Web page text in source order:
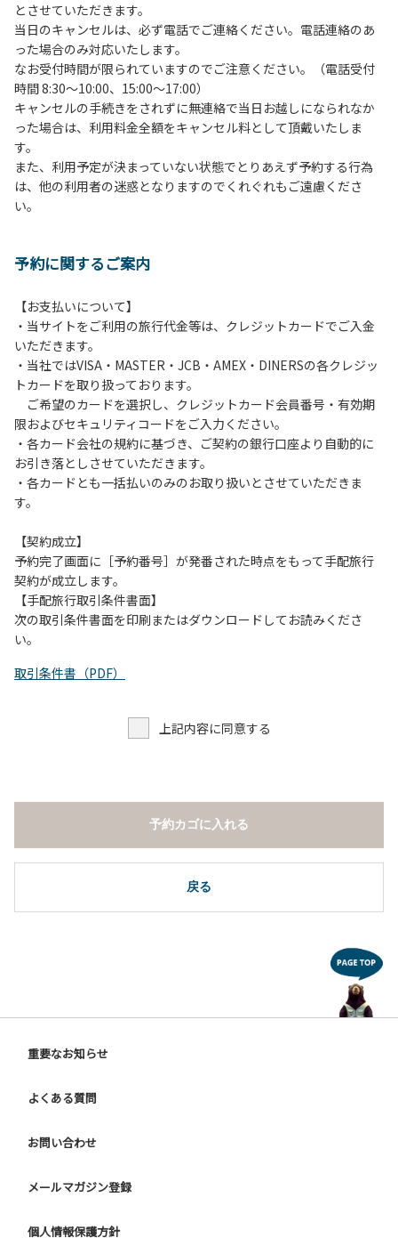
予約いただいた方のみで、連泊の方を除き、正午からです。
基本的に、テント1張りにつき1区画の予約をお願いします。
管理棟にてチェックインの手続きを行ってください。午後3
時前にお越しの方は、午後3時になりましたら管理棟にて手
続きを行ってください。午後5時過ぎにお越しの方は、翌朝
手続きを行ってください。
４、車両は、荷物の積み下ろし時以外は、駐車場にとめてく
ださい。
５、チェックアウトは、午前10時まで（日帰り使用の場合は
午後5時まで）です。チェックインの手続きを行っていない
方や使用人数が増えた場合は、必ず手続きを行ってくださ
ら午前10時までの間にゴミステーションに出してください。
は、お持ち帰りをお願いします。
【禁止事項】
カラオケ、発電機、地面での直火による焚き火、キャンプフ
ァイヤー、打ち上げ式花火、テントサウナの設置
【注意事項】
当キャンプ場のそばを流れる歴舟川は、上流で雨が降ると短
時間で増水し、川原で遊んでいると大変危険な状態になりや
すく、過去にも増水により人が流される事故が数件起きてい
（１）川原にテントやタープを張らない。
（２）雨が降ったときは川原で遊ばない。
（３）カムイコタン公園キャンプ場で雨が降らなくても、上
流で雨が降り急に増水することがあるので、水の濁りに注意
し、濁り始めたときには直ちに川原での遊びを中止する。
（４）キャンプ場の管理者や地元住民から川についての注意
とさせていただきます。
当日のキャンセルは、必ず電話でご連絡ください。電話連絡のあ
った場合のみ対応いたします。
なお受付時間が限られていますのでご注意ください。（電話受付
時間 8:30～10:00、15:00～17:00）
キャンセルの手続きをされずに無連絡で当日お越しになられなか
った場合は、利用料金全額をキャンセル料として頂戴いたしま
す。
また、利用予定が決まっていない状態でとりあえず予約する行為
は、他の利用者の迷惑となりますのでくれぐれもご遠慮くださ
い。
予約に関するご案内
【お支払いについて】
・当サイトをご利用の旅行代金等は、クレジットカードでご入金
いただきます。
・当社ではVISA・MASTER・JCB・AMEX・DINERSの各クレジッ
トカードを取り扱っております。
ご希望のカードを選択し、クレジットカード会員番号・有効期
限およびセキュリティコードをご入力ください。
・各カード会社の規約に基づき、ご契約の銀行口座より自動的に
お引き落としさせていただきます。
・各カードとも一括払いのみのお取り扱いとさせていただきま
す。
【契約成立】
予約完了画面に［予約番号］が発番された時点をもって手配旅行
契約が成立します。
【手配旅行取引条件書面】
次の取引条件書面を印刷またはダウンロードしてお読みくださ
い。
取引条件書（PDF）
上記内容に同意する
戻る
予約カゴに入れる
重要なお知らせ
よくある質問
お問い合わせ
メールマガジン登録
個人情報保護方針